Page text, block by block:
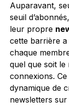
Auparavant,
seuil
leur propre
cette barrière
chaque
quel que soit le
connexions.
dynamique de
newsletters